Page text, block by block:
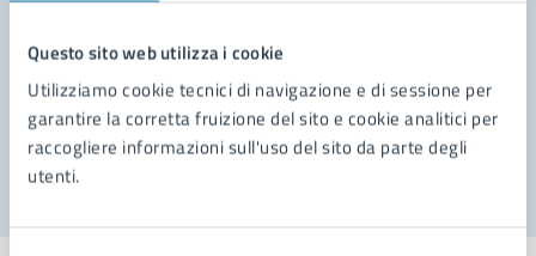
Questo sito web utilizza i cookie
Utilizziamo cookie tecnici di navigazione e di sessione per
garantire la corretta fruizione del sito e cookie analitici per
raccogliere informazioni sull'uso del sito da parte degli
utenti.
Problemi in città
Segnala disservizio